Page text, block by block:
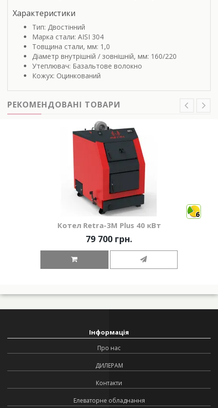
Характеристики
Тип: Двостінний
Марка стали: AISI 304
Товщина стали, мм: 1,0
Діаметр внутрішній / зовнішній, мм: 160/220
Утеплювач: Базальтове волокно
Кожух: Оцинкований
РЕКОМЕНДОВАНІ ТОВАРИ
6
Котел Retra-3М Plus 40 кВт
79 700 грн.
Інформація
Про нас
ДИЛЕРАМ
Контакти
Елеваторне обладнання